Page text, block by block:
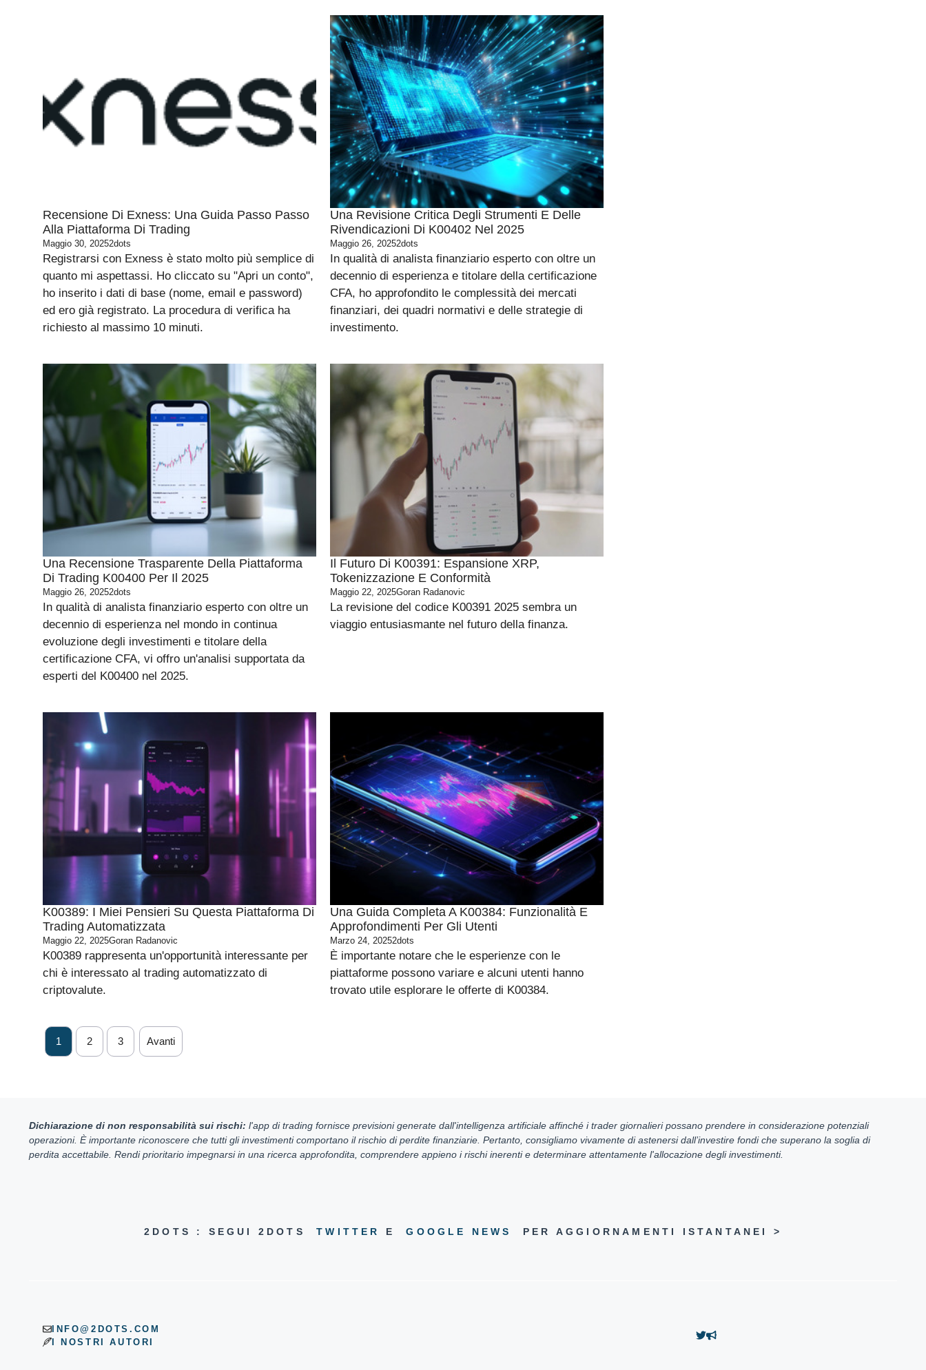
Recensione Di Exness: Una Guida Passo Passo
Alla Piattaforma Di Trading
Maggio 30, 20252dots
Registrarsi con Exness è stato molto più semplice di
quanto mi aspettassi. Ho cliccato su "Apri un conto",
ho inserito i dati di base (nome, email e password)
ed ero già registrato. La procedura di verifica ha
richiesto al massimo 10 minuti.
Una Revisione Critica Degli Strumenti E Delle
Rivendicazioni Di K00402 Nel 2025
Maggio 26, 20252dots
In qualità di analista finanziario esperto con oltre un
decennio di esperienza e titolare della certificazione
CFA, ho approfondito le complessità dei mercati
finanziari, dei quadri normativi e delle strategie di
investimento.
Una Recensione Trasparente Della Piattaforma
Di Trading K00400 Per Il 2025
Maggio 26, 20252dots
In qualità di analista finanziario esperto con oltre un
decennio di esperienza nel mondo in continua
evoluzione degli investimenti e titolare della
certificazione CFA, vi offro un'analisi supportata da
esperti del K00400 nel 2025.
Il Futuro Di K00391: Espansione XRP,
Tokenizzazione E Conformità
Maggio 22, 2025Goran Radanovic
La revisione del codice K00391 2025 sembra un
viaggio entusiasmante nel futuro della finanza.
K00389: I Miei Pensieri Su Questa Piattaforma Di
Trading Automatizzata
Maggio 22, 2025Goran Radanovic
K00389 rappresenta un'opportunità interessante per
chi è interessato al trading automatizzato di
criptovalute.
Una Guida Completa A K00384: Funzionalità E
Approfondimenti Per Gli Utenti
Marzo 24, 20252dots
È importante notare che le esperienze con le
piattaforme possono variare e alcuni utenti hanno
trovato utile esplorare le offerte di K00384.
1 2 3 Avanti
Dichiarazione di non responsabilità sui rischi: l'app di trading fornisce previsioni generate dall'intelligenza artificiale affinché i trader giornalieri possano prendere in considerazione potenziali
operazioni. È importante riconoscere che tutti gli investimenti comportano il rischio di perdite finanziarie. Pertanto, consigliamo vivamente di astenersi dall’investire fondi che superano la soglia di
perdita accettabile. Rendi prioritario impegnarsi in una ricerca approfondita, comprendere appieno i rischi inerenti e determinare attentamente l'allocazione degli investimenti.
2DOTS : SEGUI 2DOTSTWITTER EGOOGLE NEWS PER AGGIORNAMENTI ISTANTANEI >
INFO@2DOTS.COM
I NOSTRI AUTORI